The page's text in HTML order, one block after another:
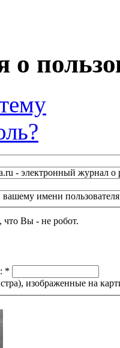
- электронный журнал
имени
что Вы - не робот.
*
изображенные на